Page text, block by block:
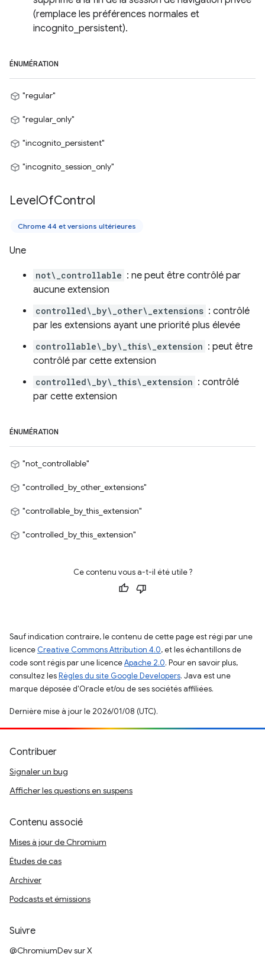
(remplace les préférences normales et
incognito_persistent).
ÉNUMÉRATION
"regular"
"regular_only"
"incognito_persistent"
"incognito_session_only"
LevelOfControl
Chrome 44 et versions ultérieures
Une
not\_controllable : ne peut être contrôlé par
aucune extension
controlled\_by\_other\_extensions : contrôlé
par les extensions ayant une priorité plus élevée
controllable\_by\_this\_extension : peut être
contrôlé par cette extension
controlled\_by\_this\_extension : contrôlé
par cette extension
ÉNUMÉRATION
"not_controllable"
"controlled_by_other_extensions"
"controllable_by_this_extension"
"controlled_by_this_extension"
Ce contenu vous a-t-il été utile ?
Sauf indication contraire, le contenu de cette page est régi par une
licence Creative Commons Attribution 4.0, et les échantillons de
code sont régis par une licenceApache 2.0. Pour en savoir plus,
consultez lesRègles du site Google Developers. Java est une
marque déposée d'Oracle et/ou de ses sociétés affiliées.
Dernière mise à jour le 2026/01/08 (UTC).
Contribuer
Signaler un bug
Afficher les questions en suspens
Contenu associé
Mises à jour de Chromium
Études de cas
Archiver
Podcasts et émissions
Suivre
@ChromiumDev sur X